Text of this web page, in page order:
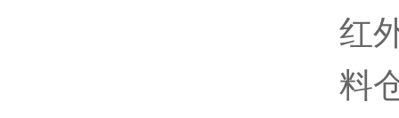
红
料